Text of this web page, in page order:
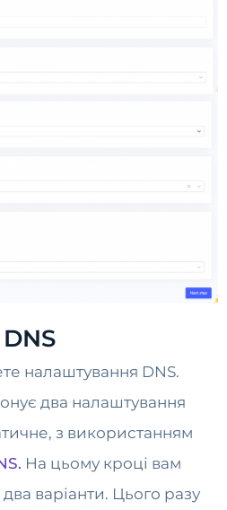
налаштування DNS.
два налаштування
з використанням
На цьому кроці вам
варіанти. Цього разу